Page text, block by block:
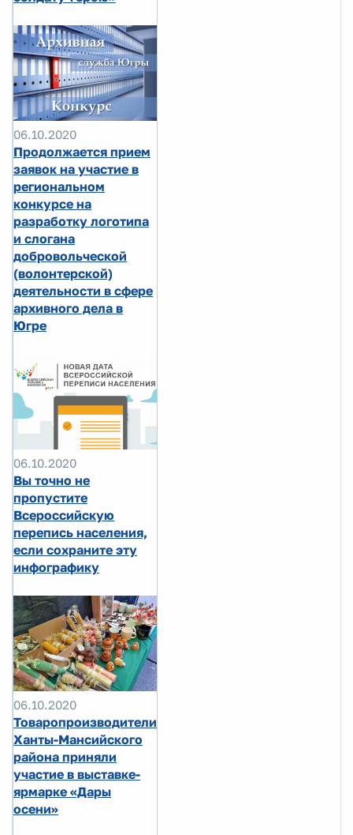
06.10.2020
Продолжается прием
заявок на участие в
региональном
конкурсе на
разработку логотипа
и слогана
добровольческой
(волонтерской)
деятельности в сфере
архивного дела в
Югре
06.10.2020
Вы точно не
пропустите
Всероссийскую
перепись населения,
если сохраните эту
инфографику
06.10.2020
Товаропроизводители
Ханты-Мансийского
района приняли
участие в выставке-
ярмарке «Дары
осени»